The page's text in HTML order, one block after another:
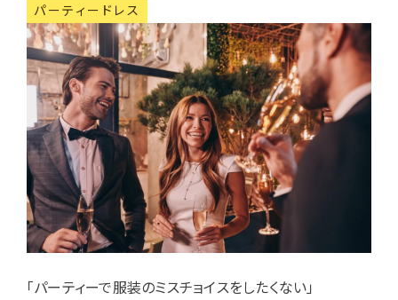
パーティードレス
「パーティーで服装のミスチョイスをしたくない」